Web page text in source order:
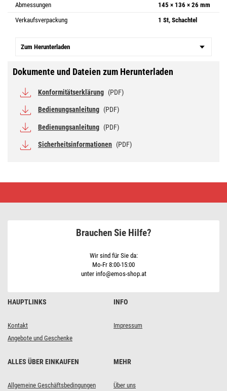
Abmessungen
145 × 136 × 26 mm
Verkaufsverpackung
1 St, Schachtel
Zum Herunterladen
Dokumente und Dateien zum Herunterladen
Konformitätserklärung (PDF)
Bedienungsanleitung (PDF)
Bedienungsanleitung (PDF)
Sicherheitsinformationen (PDF)
HAUPTLINKS
Kontakt
Angebote und Geschenke
INFO
Impressum
ALLES ÜBER EINKAUFEN
Allgemeine Geschäftsbedingungen
MEHR
Über uns
Brauchen Sie Hilfe?
Wir sind für Sie da:
Mo-Fr 8:00-15:00
unter info@emos-shop.at